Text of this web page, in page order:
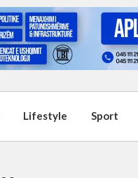
Lifestyle Sport